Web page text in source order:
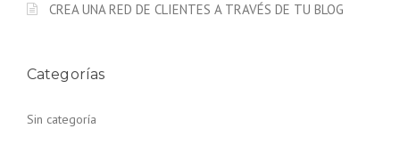
CREA UNA RED DE CLIENTES A TRAVÉS DE TU BLOG
Categorías
Sin categoría